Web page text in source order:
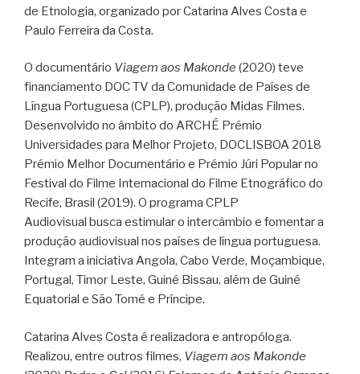
de Etnologia, organizado por Catarina Alves Costa e
Paulo Ferreira da Costa.
O documentário Viagem aos Makonde (2020) teve
financiamento DOC TV da Comunidade de Países de
Língua Portuguesa (CPLP), produção Midas Filmes.
Desenvolvido no âmbito do ARCHÉ Prémio
Universidades para Melhor Projeto, DOCLISBOA 2018
Prémio Melhor Documentário e Prémio Júri Popular no
Festival do Filme Internacional do Filme Etnográfico do
Recife, Brasil (2019). O programa CPLP
Audiovisual busca estimular o intercâmbio e fomentar a
produção audiovisual nos países de língua portuguesa.
Integram a iniciativa Angola, Cabo Verde, Moçambique,
Portugal, Timor Leste, Guiné Bissau, além de Guiné
Equatorial e São Tomé e Príncipe.
Catarina Alves Costa é realizadora e antropóloga.
Realizou, entre outros filmes, Viagem aos Makonde